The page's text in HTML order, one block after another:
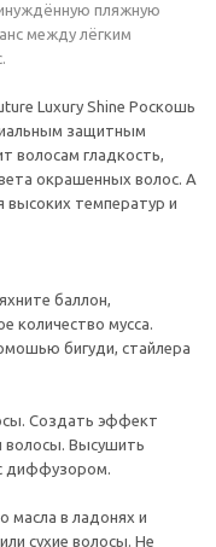
пляжную
между лёгким
Luxury Shine Роскошь
защитным
волосам гладкость,
окрашенных волос. А
температур и
баллон,
количество мусса.
бигуди, стайлера
Создать эффект
волосы. Высушить
диффузором.
масла в ладонях и
сухие волосы. Не